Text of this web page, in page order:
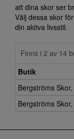
att dina skor ser
Välj dessa skor
din aktiva livsstil.
Finns i 2 av 14
Butik
Bergströms
Bergströms